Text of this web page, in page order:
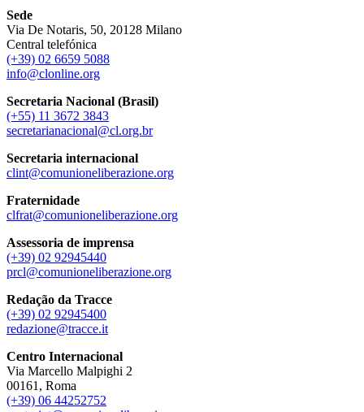
Sede
Via De Notaris, 50, 20128 Milano
Central telefónica
(+39) 02 6659 5088
info@clonline.org
Secretaria Nacional (Brasil)
(+55) 11 3672 3843
secretarianacional@cl.org.br
Secretaria internacional
clint@comunioneliberazione.org
Fraternidade
clfrat@comunioneliberazione.org
Assessoria de imprensa
(+39) 02 92945440
prcl@comunioneliberazione.org
Redação da Tracce
(+39) 02 92945400
redazione@tracce.it
Centro Internacional
Via Marcello Malpighi 2
00161, Roma
(+39) 06 44252752